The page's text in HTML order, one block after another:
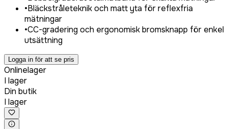
•Bläckstråleteknik och matt yta för reflexfria
mätningar
•CC-gradering och ergonomisk bromsknapp för enkel
utsättning
Logga in för att se pris
Onlinelager
I lager
Din butik
I lager